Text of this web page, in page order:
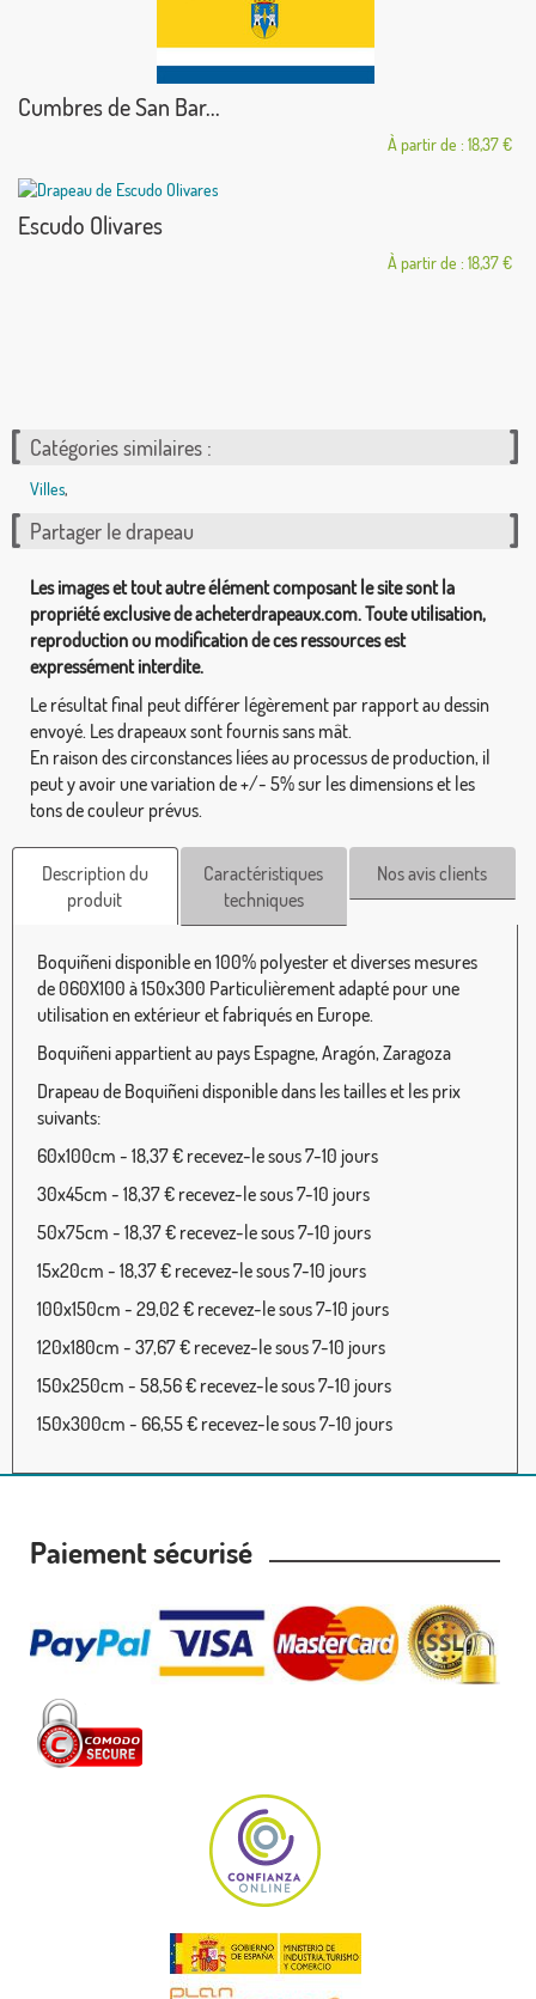
Cumbres de San Bar...
À partir de : 18,37 €
Escudo Olivares
À partir de : 18,37 €
Catégories similaires :
Villes,
Partager le drapeau
Les images et tout autre élément composant le site sont la
propriété exclusive de acheterdrapeaux.com. Toute utilisation,
reproduction ou modification de ces ressources est
expressément interdite.
Le résultat final peut différer légèrement par rapport au dessin
envoyé. Les drapeaux sont fournis sans mât.
En raison des circonstances liées au processus de production, il
peut y avoir une variation de +/- 5% sur les dimensions et les
tons de couleur prévus.
Description du
produit
Caractéristiques
techniques
Nos avis clients
Boquiñeni disponible en 100% polyester et diverses mesures
de 060X100 à 150x300 Particulièrement adapté pour une
utilisation en extérieur et fabriqués en Europe.
Boquiñeni appartient au pays Espagne, Aragón, Zaragoza
Drapeau de Boquiñeni disponible dans les tailles et les prix
suivants:
60x100cm - 18,37 € recevez-le sous 7-10 jours
30x45cm - 18,37 € recevez-le sous 7-10 jours
50x75cm - 18,37 € recevez-le sous 7-10 jours
15x20cm - 18,37 € recevez-le sous 7-10 jours
100x150cm - 29,02 € recevez-le sous 7-10 jours
120x180cm - 37,67 € recevez-le sous 7-10 jours
150x250cm - 58,56 € recevez-le sous 7-10 jours
150x300cm - 66,55 € recevez-le sous 7-10 jours
Paiement sécurisé